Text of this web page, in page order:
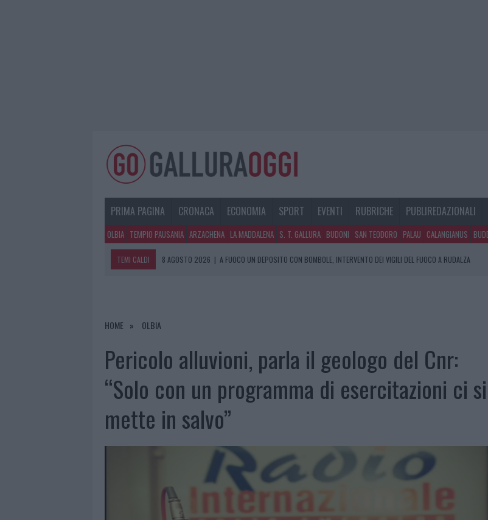
PRIMA PAGINA CRONACA ECONOMIA SPORT EVENTI RUBRICHE PUBLIREDAZIONALI
OLBIA TEMPIO PAUSANIA ARZACHENA LA MADDALENA S. T. GALLURA BUDONI SAN TEODORO PALAU CALANGIANUS
TEMI CALDI 8 AGOSTO 2026 | A FUOCO UN DEPOSITO CON BOMBOLE, INTERVENTO DEI VIGILI DEL FUOCO A RUDALZA
7 AGOSTO 2026
HOME OLBIA
Pericolo alluvioni, parla il geologo del Cnr:
“Solo con un programma di esercitazioni ci si
mette in salvo”